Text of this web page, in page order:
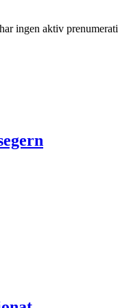
ingen aktiv